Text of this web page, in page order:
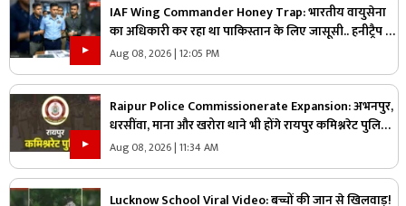
IAF Wing Commander Honey Trap: भारतीय वायुसेना
का अधिकारी कर रहा था पाकिस्तान के लिए जासूसी.. हनीट्रैप में
फंसकर किया कुछ ऐसा जानकार रह जायेंगे हैरान
Aug 08, 2026 | 12:05 PM
Raipur Police Commissionerate Expansion: अभनपुर,
धरसींवा, माना और खरोरा थाने भी होंगे रायपुर कमिश्नरेट पुलिस
में शामिल!.. किसने कहा, ‘यहां अफसर ज्यादा, जवान काम?’.. पढ़ें
Aug 08, 2026 | 11:34 AM
Lucknow School Viral Video: बच्चों की जान से खिलवाड़!